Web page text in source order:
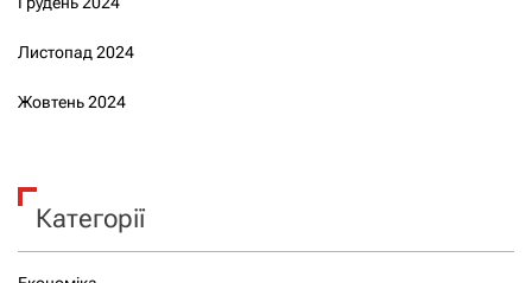
Листопад 2024
Жовтень 2024
Категорії